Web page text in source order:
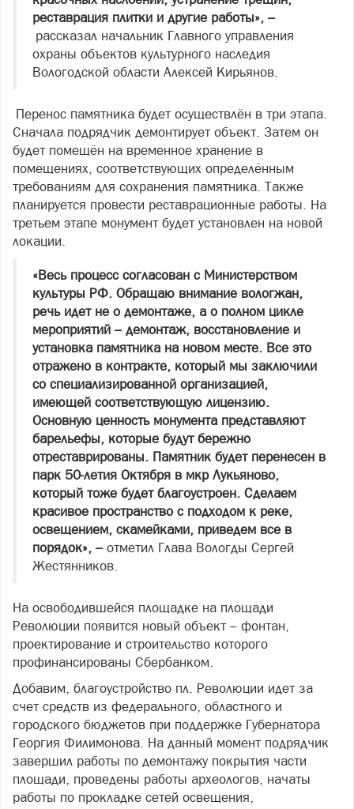
реставрация плитки и другие работы», –
рассказал начальник Главного управления
охраны объектов культурного наследия
Вологодской области Алексей Кирьянов.
Перенос памятника будет осуществлён в три этапа.
Сначала подрядчик демонтирует объект. Затем он
будет помещён на временное хранение в
помещениях, соответствующих определённым
требованиям для сохранения памятника. Также
планируется провести реставрационные работы. На
третьем этапе монумент будет установлен на новой
локации.
«Весь процесс согласован с Министерством
культуры РФ. Обращаю внимание вологжан,
речь идет не о демонтаже, а о полном цикле
мероприятий – демонтаж, восстановление и
установка памятника на новом месте. Все это
отражено в контракте, который мы заключили
со специализированной организацией,
имеющей соответствующую лицензию.
Основную ценность монумента представляют
барельефы, которые будут бережно
отреставрированы. Памятник будет перенесен в
парк 50-летия Октября в мкр Лукьяново,
который тоже будет благоустроен. Сделаем
красивое пространство с подходом к реке,
освещением, скамейками, приведем все в
порядок», –отметил Глава Вологды Сергей
Жестянников.
На освободившейся площадке на площади
Революции появится новый объект – фонтан,
проектирование и строительство которого
профинансированы Сбербанком.
Добавим, благоустройство пл. Революции идет за
счет средств из федерального, областного и
городского бюджетов при поддержке Губернатора
Георгия Филимонова. На данный момент подрядчик
завершил работы по демонтажу покрытия части
площади, проведены работы археологов, начаты
работы по прокладке сетей освещения,